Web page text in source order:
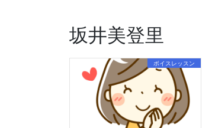
坂井美登里
ボイスレッスン